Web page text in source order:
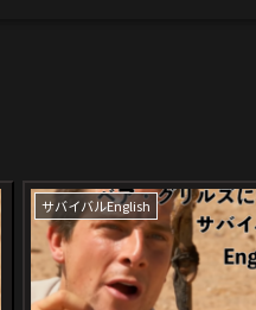
サバイバルEnglish